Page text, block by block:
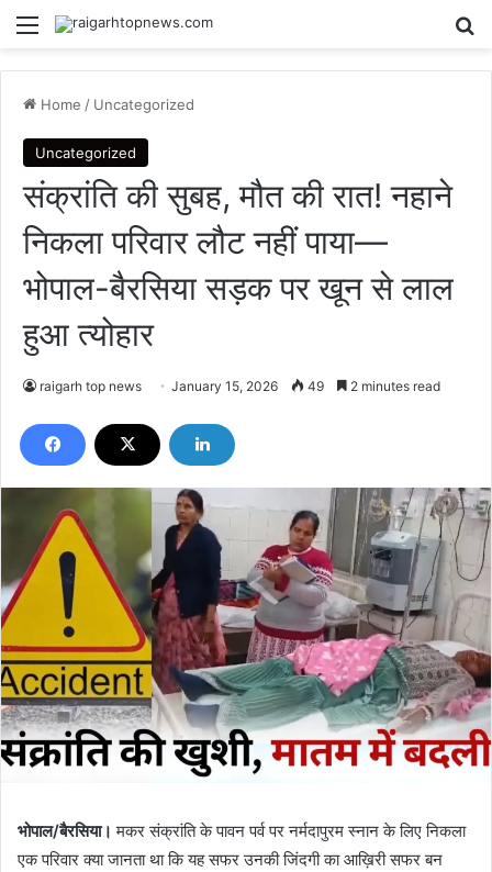
Menu
Home / Uncategorized
Uncategorized
संक्रांति की सुबह, मौत की रात! नहाने
निकला परिवार लौट नहीं पाया—
भोपाल-बैरसिया सड़क पर खून से लाल
हुआ त्योहार
raigarh top news January 15, 2026 49 2 minutes read
भोपाल/बैरसिया। मकर संक्रांति के पावन पर्व पर नर्मदापुरम स्नान के लिए निकला
एक परिवार क्या जानता था कि यह सफर उनकी जिंदगी का आख़िरी सफर बन